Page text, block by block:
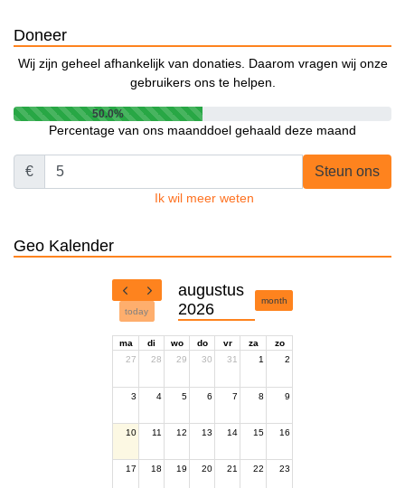
Doneer
Wij zijn geheel afhankelijk van donaties. Daarom vragen wij onze
gebruikers ons te helpen.
50.0%
Percentage van ons maanddoel gehaald deze maand
€ Steun ons
Ik wil meer weten
Geo Kalender
today
augustus
2026
month
ma di wo do vr za
zo
27
28 29 30 31 1 2
3 4 5 6 7 8 9
10 11 12 13 14 15 16
17 18 19 20 21 22 23